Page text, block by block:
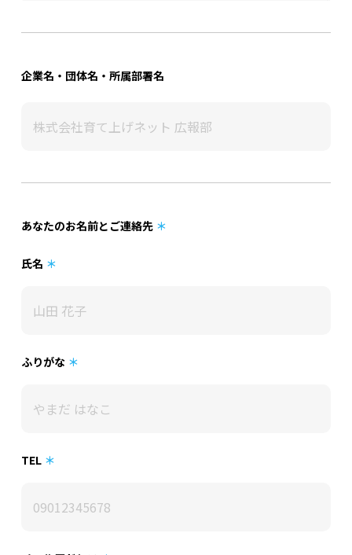
企業名・団体名・所属部署名
あなたのお名前とご連絡先 ＊
氏名 ＊
ふりがな ＊
TEL ＊